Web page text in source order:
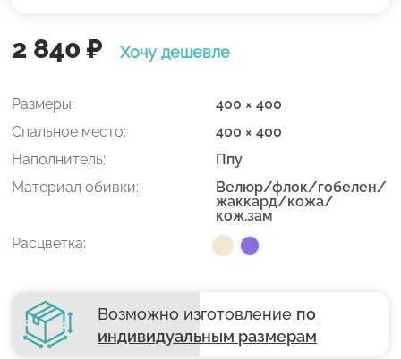
2 840 ₽ Хочу дешевле
Размеры:
400 × 400
Спальное место:
400 × 400
Наполнитель:
Ппу
Материал обивки:
Велюр/флок/гобелен/
жаккард/кожа/
кож.зам
Расцветка:
Возможно изготовление по
индивидуальным размерам